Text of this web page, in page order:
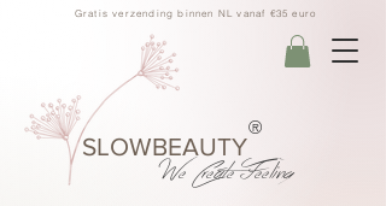
Gratis verzending binnen NL vanaf €35 euro
SLOWBEAUTY
We CreateFeeling
®